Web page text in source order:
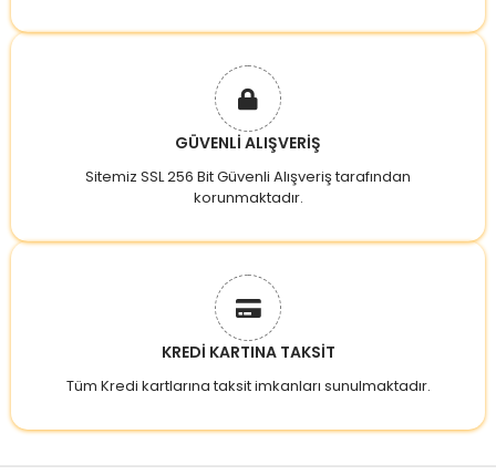
GÜVENLİ ALIŞVERİŞ
Sitemiz SSL 256 Bit Güvenli Alışveriş tarafından
korunmaktadır.
KREDİ KARTINA TAKSİT
Tüm Kredi kartlarına taksit imkanları sunulmaktadır.